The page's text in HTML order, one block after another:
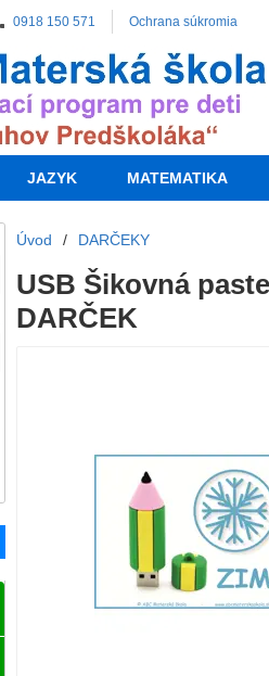
0918 150 571 Ochrana súkromia
JAZYK MATEMATIKA
Úvod / DARČEKY
USB Šikovná
DARČEK